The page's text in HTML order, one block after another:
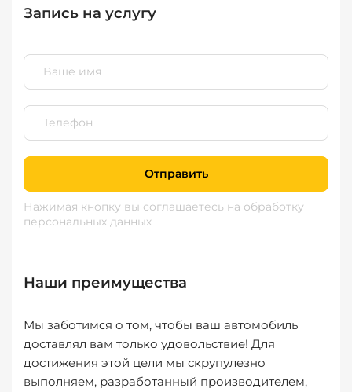
Запись на услугу
Отправить
Нажимая кнопку вы соглашаетесь на обработку
персональных данных
Наши преимущества
Мы заботимся о том, чтобы ваш автомобиль
доставлял вам только удовольствие! Для
достижения этой цели мы скрупулезно
выполняем, разработанный производителем,